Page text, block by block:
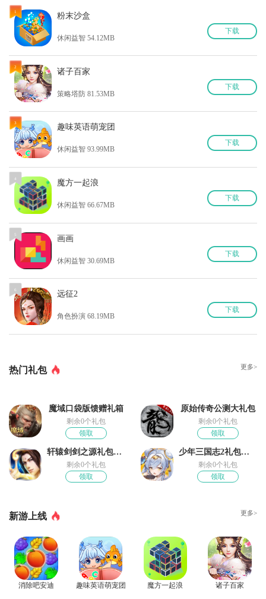
1 粉末沙盒
休闲益智 54.12MB
下载
2 诸子百家
策略塔防 81.53MB
下载
3 趣味英语萌宠团
休闲益智 93.99MB
下载
4 魔方一起浪
休闲益智 66.67MB
下载
5 画画
休闲益智 30.69MB
下载
6 远征2
角色扮演 68.19MB
下载
热门礼包 更多>
魔域口袋版馈赠礼箱
剩余0个礼包
领取
原始传奇公测大礼包
剩余0个礼包
领取
轩辕剑剑之源礼包领取
剩余0个礼包
领取
少年三国志2礼包奖励
剩余0个礼包
领取
新游上线 更多>
消除吧安迪 趣味英语萌宠团 魔方一起浪 诸子百家